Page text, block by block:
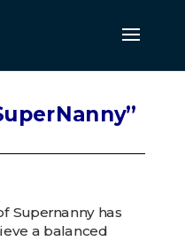
Supernanny has
a balanced